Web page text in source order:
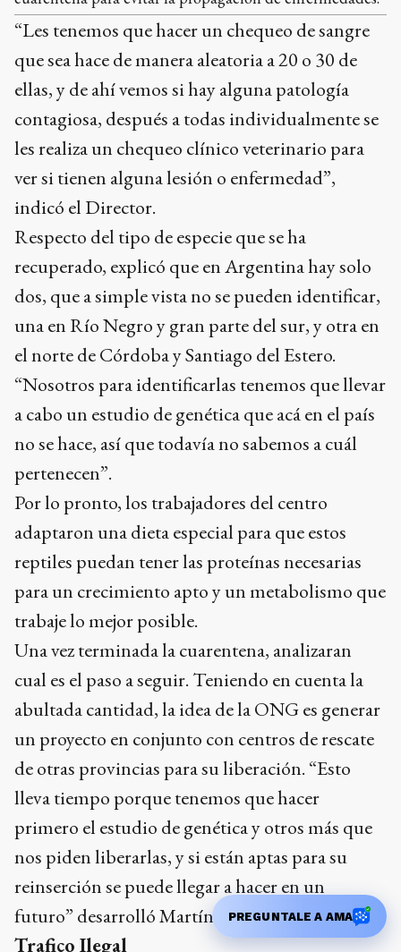
“Les tenemos que hacer un chequeo de sangre
que sea hace de manera aleatoria a 20 o 30 de
ellas, y de ahí vemos si hay alguna patología
contagiosa, después a todas individualmente se
les realiza un chequeo clínico veterinario para
ver si tienen alguna lesión o enfermedad”,
indicó el Director.
Respecto del tipo de especie que se ha
recuperado, explicó que en Argentina hay solo
dos, que a simple vista no se pueden identificar,
una en Río Negro y gran parte del sur, y otra en
el norte de Córdoba y Santiago del Estero.
“Nosotros para identificarlas tenemos que llevar
a cabo un estudio de genética que acá en el país
no se hace, así que todavía no sabemos a cuál
pertenecen”.
Por lo pronto, los trabajadores del centro
adaptaron una dieta especial para que estos
reptiles puedan tener las proteínas necesarias
para un crecimiento apto y un metabolismo que
trabaje lo mejor posible.
Una vez terminada la cuarentena, analizaran
cual es el paso a seguir. Teniendo en cuenta la
abultada cantidad, la idea de la ONG es generar
un proyecto en conjunto con centros de rescate
de otras provincias para su liberación. “Esto
lleva tiempo porque tenemos que hacer
primero el estudio de genética y otros más que
nos piden liberarlas, y si están aptas para su
reinserción se puede llegar a hacer en un
futuro” desarrolló Martínez.
Trafico Ilegal
PREGUNTALE A AMA